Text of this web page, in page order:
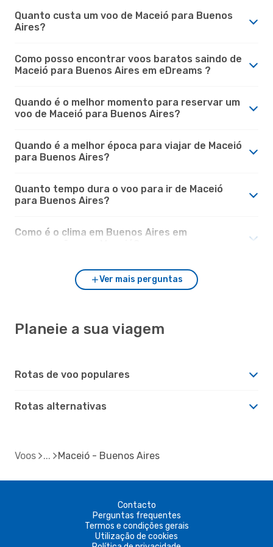
Quanto custa um voo de Maceió para Buenos
Aires?
Como posso encontrar voos baratos saindo de
Maceió para Buenos Aires em eDreams ?
Quando é o melhor momento para reservar um
voo de Maceió para Buenos Aires?
Quando é a melhor época para viajar de Maceió
para Buenos Aires?
Quanto tempo dura o voo para ir de Maceió
para Buenos Aires?
Como é o clima em Buenos Aires em
Ver mais perguntas
Planeie a sua viagem
Rotas de voo populares
Rotas alternativas
Voos Maceió - Buenos Aires
Contacto
Perguntas frequentes
Termos e condições gerais
Utilização de cookies